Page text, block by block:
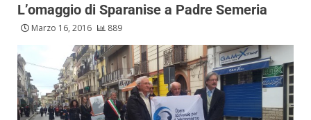
L’omaggio di Sparanise a Padre Semeria
Marzo 16, 2016 889